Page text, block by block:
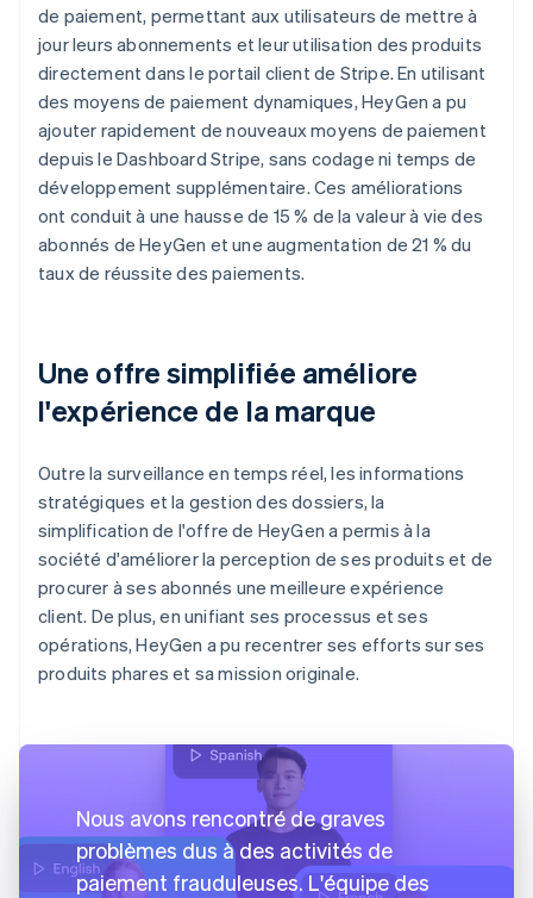
de paiement, permettant aux utilisateurs de mettre à
jour leurs abonnements et leur utilisation des produits
directement dans le portail client de Stripe. En utilisant
des moyens de paiement dynamiques, HeyGen a pu
ajouter rapidement de nouveaux moyens de paiement
depuis le Dashboard Stripe, sans codage ni temps de
développement supplémentaire. Ces améliorations
ont conduit à une hausse de 15 % de la valeur à vie des
abonnés de HeyGen et une augmentation de 21 % du
taux de réussite des paiements.
Une offre simplifiée améliore
l'expérience de la marque
Outre la surveillance en temps réel, les informations
stratégiques et la gestion des dossiers, la
simplification de l'offre de HeyGen a permis à la
société d'améliorer la perception de ses produits et de
procurer à ses abonnés une meilleure expérience
client. De plus, en unifiant ses processus et ses
opérations, HeyGen a pu recentrer ses efforts sur ses
produits phares et sa mission originale.
Nous avons rencontré de graves
problèmes dus à des activités de
paiement frauduleuses. L'équipe des